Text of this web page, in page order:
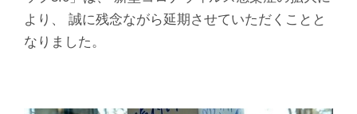
より、 誠に残念ながら延期させていただくことと
なりました。